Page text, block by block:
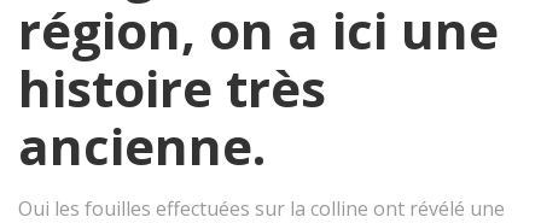
région, on a ici une
histoire très
ancienne.
Oui les fouilles effectuées sur la colline ont révélé une